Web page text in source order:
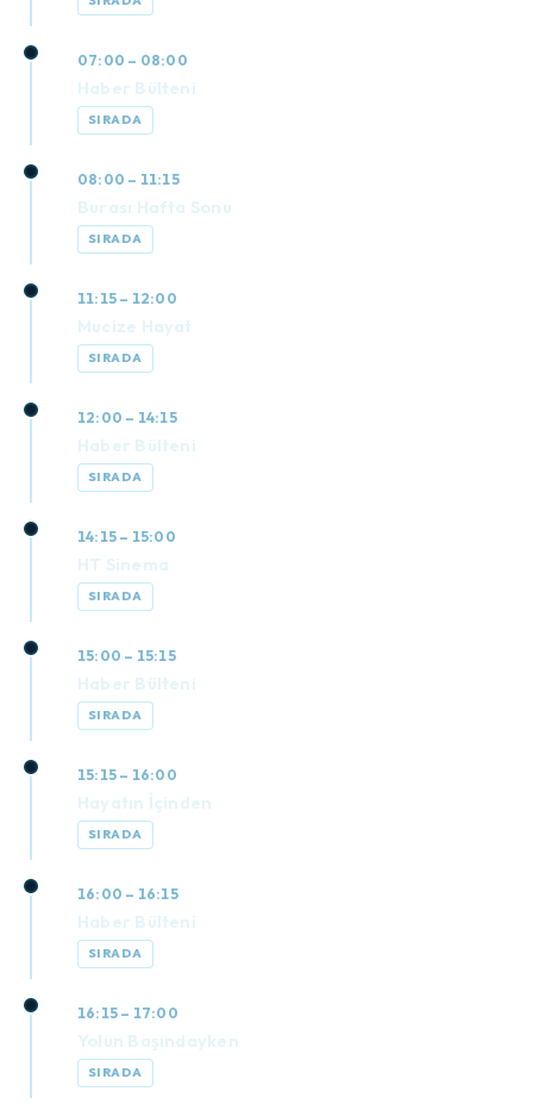
07:00 – 08:00
Haber Bülteni
SIRADA
08:00 – 11:15
Burası Hafta Sonu
SIRADA
11:15 – 12:00
Mucize Hayat
SIRADA
12:00 – 14:15
Haber Bülteni
SIRADA
14:15 – 15:00
HT Sinema
SIRADA
15:00 – 15:15
Haber Bülteni
SIRADA
15:15 – 16:00
Hayatın İçinden
SIRADA
16:00 – 16:15
Haber Bülteni
SIRADA
16:15 – 17:00
Yolun Başındayken
SIRADA